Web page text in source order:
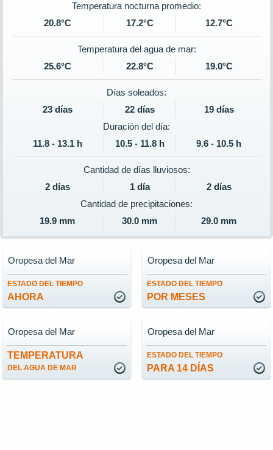
Temperatura nocturna promedio:
20.8°C
17.2°C 12.7°C
Temperatura del agua de mar:
25.6°C
22.8°C 19.0°C
Días soleados:
23 días
22 días
19 días
Duración del día:
11.8 - 13.1 h
10.5 - 11.8 h 9.6 - 10.5 h
Cantidad de días lluviosos:
2 días
1 día
2 días
Cantidad de precipitaciones:
19.9 mm
30.0 mm 29.0 mm
ESTADO DEL TIEMPO
AHORA
Oropesa del Mar
ESTADO DEL TIEMPO
POR MESES
Oropesa del Mar
TEMPERATURA
DEL AGUA DE MAR
Oropesa del Mar
ESTADO DEL TIEMPO
PARA 14 DÍAS
Oropesa del Mar